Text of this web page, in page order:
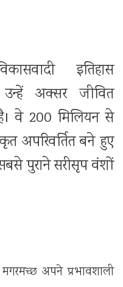
इतिहास
अक्सर जीवित
वे 200 मिलियन से
अपरिवर्तित बने हुए
पुराने सरीसृप वंशों
अपने प्रभावशाली